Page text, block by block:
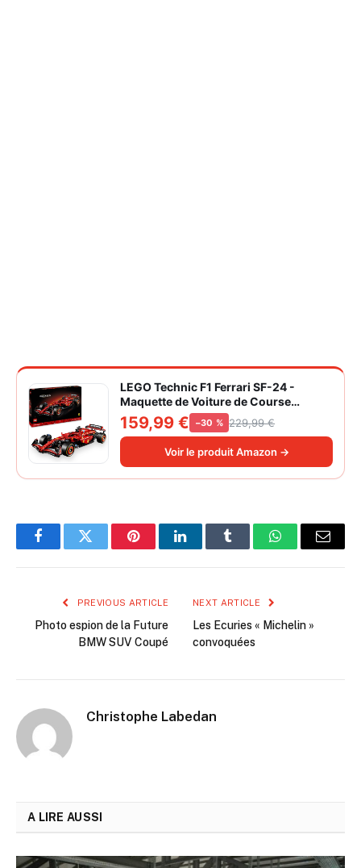
LEGO Technic F1 Ferrari SF-24 -
Maquette de Voiture de Course
Collector à Échelle 1/8 - Décoration -
Inclut Moteur V6, Boîte de Vitesses,
DRS et Volant - Idée de Cadeau pour
Adulte et Adolescent 42207
159,99 € −30 % 229,99 €
Voir le produit Amazon →
FacebookTwitter PinterestLinkedInTumblr WhatsAppEmail
PREVIOUS ARTICLE
Photo espion de la Future
BMW SUV Coupé
NEXT ARTICLE
Les Ecuries « Michelin »
convoquées
Christophe Labedan
A LIRE AUSSI